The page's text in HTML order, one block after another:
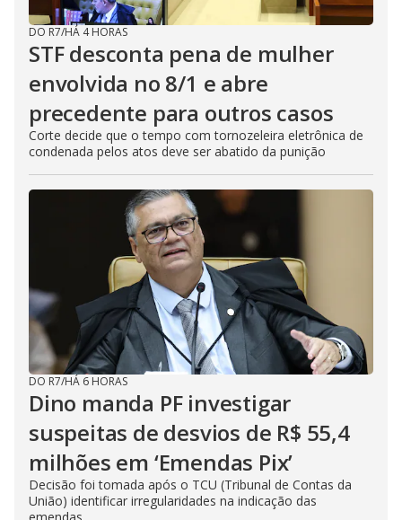
DO R7/HÁ 4 HORAS
STF desconta pena de mulher
envolvida no 8/1 e abre
precedente para outros casos
Corte decide que o tempo com tornozeleira eletrônica de
condenada pelos atos deve ser abatido da punição
DO R7/HÁ 6 HORAS
Dino manda PF investigar
suspeitas de desvios de R$ 55,4
milhões em ‘Emendas Pix’
Decisão foi tomada após o TCU (Tribunal de Contas da
União) identificar irregularidades na indicação das